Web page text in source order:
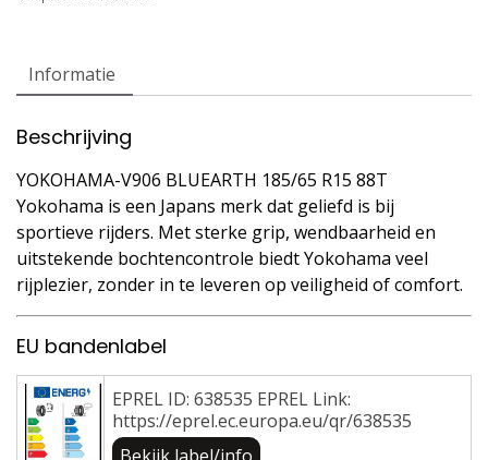
Informatie
Beschrijving
YOKOHAMA-V906 BLUEARTH 185/65 R15 88T
Yokohama is een Japans merk dat geliefd is bij
sportieve rijders. Met sterke grip, wendbaarheid en
uitstekende bochtencontrole biedt Yokohama veel
rijplezier, zonder in te leveren op veiligheid of comfort.
EU bandenlabel
EPREL ID: 638535 EPREL Link:
https://eprel.ec.europa.eu/qr/638535